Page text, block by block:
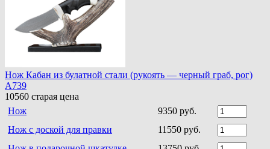
Нож Кабан из булатной стали (рукоять — черный граб, рог)
A739
10560 старая цена
Нож
9350 руб.
Нож с доской для правки
11550 руб.